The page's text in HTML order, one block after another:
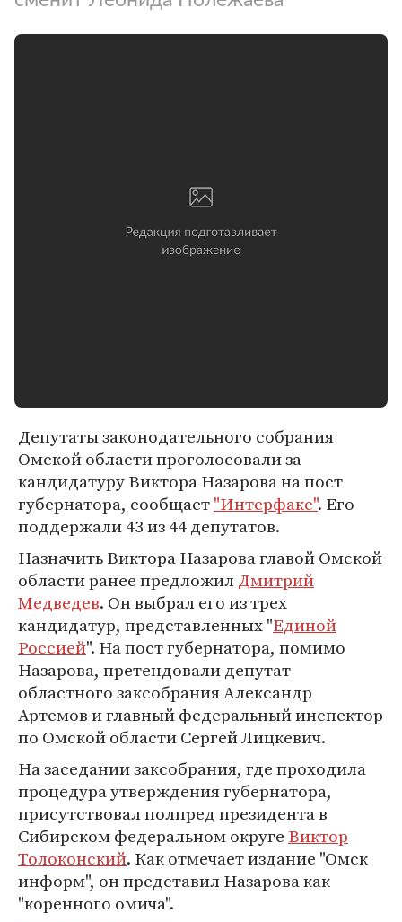
Депутаты законодательного собрания
Омской области проголосовали за
кандидатуру Виктора Назарова на пост
губернатора, сообщает"Интерфакс". Его
поддержали 43 из 44 депутатов.
Назначить Виктора Назарова главой Омской
области ранее предложилДмитрий
Медведев. Он выбрал его из трех
кандидатур, представленных "Единой
Россией". На пост губернатора, помимо
Назарова, претендовали депутат
областного заксобрания Александр
Артемов и главный федеральный инспектор
по Омской области Сергей Лицкевич.
На заседании заксобрания, где проходила
процедура утверждения губернатора,
присутствовал полпред президента в
Сибирском федеральном округе Виктор
Толоконский. Как отмечает издание "Омск
информ", он представил Назарова как
"коренного омича".